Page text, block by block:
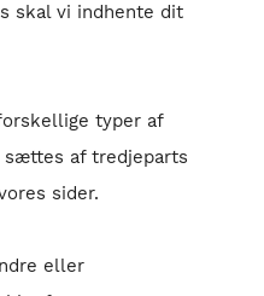
skal vi indhente dit
typer af
sættes af tredjeparts
sider.
eller